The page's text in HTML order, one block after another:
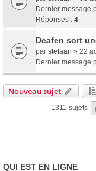
Dernier message
Réponses : 4
Deafen sort
par stefaan » 22
Dernier message
Nouveau sujet
1311 sujets
QUI EST EN LIGNE